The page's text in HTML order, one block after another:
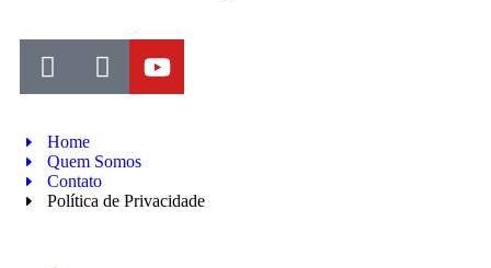
Home
Quem Somos
Contato
Política de Privacidade